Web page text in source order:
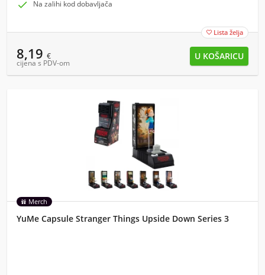
 Na zalihi kod dobavljača
 Lista želja
8,19 €
cijena s PDV-om
Merch
YuMe Capsule Stranger Things Upside Down Series 3